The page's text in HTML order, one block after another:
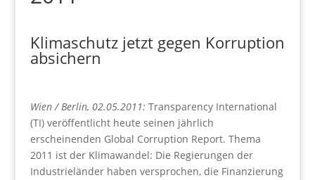
Klimaschutz jetzt gegen Korruption
absichern
Wien / Berlin, 02.05.2011: Transparency International
(TI) veröffentlicht heute seinen jährlich
erscheinenden Global Corruption Report. Thema
2011 ist der Klimawandel: Die Regierungen der
Industrieländer haben versprochen, die Finanzierung